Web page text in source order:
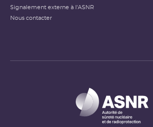
Signalement externe à l'ASNR
Nous contacter